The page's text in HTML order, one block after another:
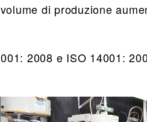
di produzione
2008 e ISO 14001: